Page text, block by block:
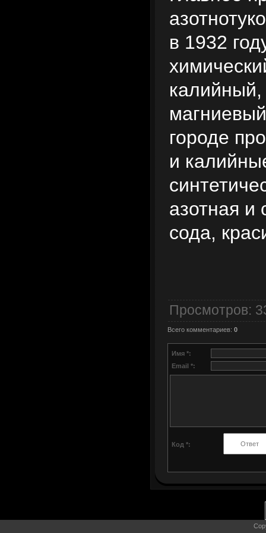
в 1932
калийный,
городе
и
азотная и
сода,
Просмотров:
Всего комментариев: 0
Имя *:
Email *:
Код *: